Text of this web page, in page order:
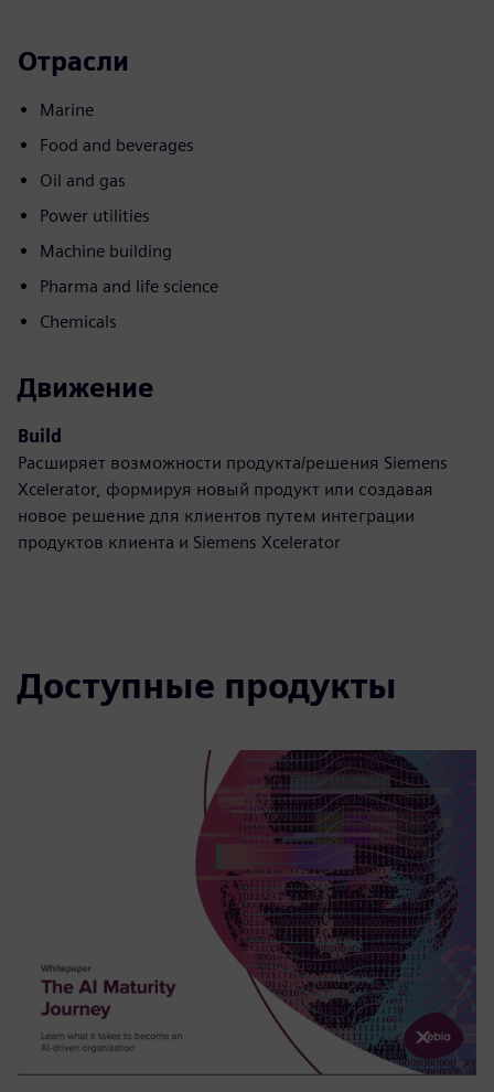
Отрасли
Marine
Food and beverages
Oil and gas
Power utilities
Machine building
Pharma and life science
Chemicals
Движение
Build
Расширяет возможности продукта/решения Siemens
Xcelerator, формируя новый продукт или создавая
новое решение для клиентов путем интеграции
продуктов клиента и Siemens Xcelerator
Доступные продукты